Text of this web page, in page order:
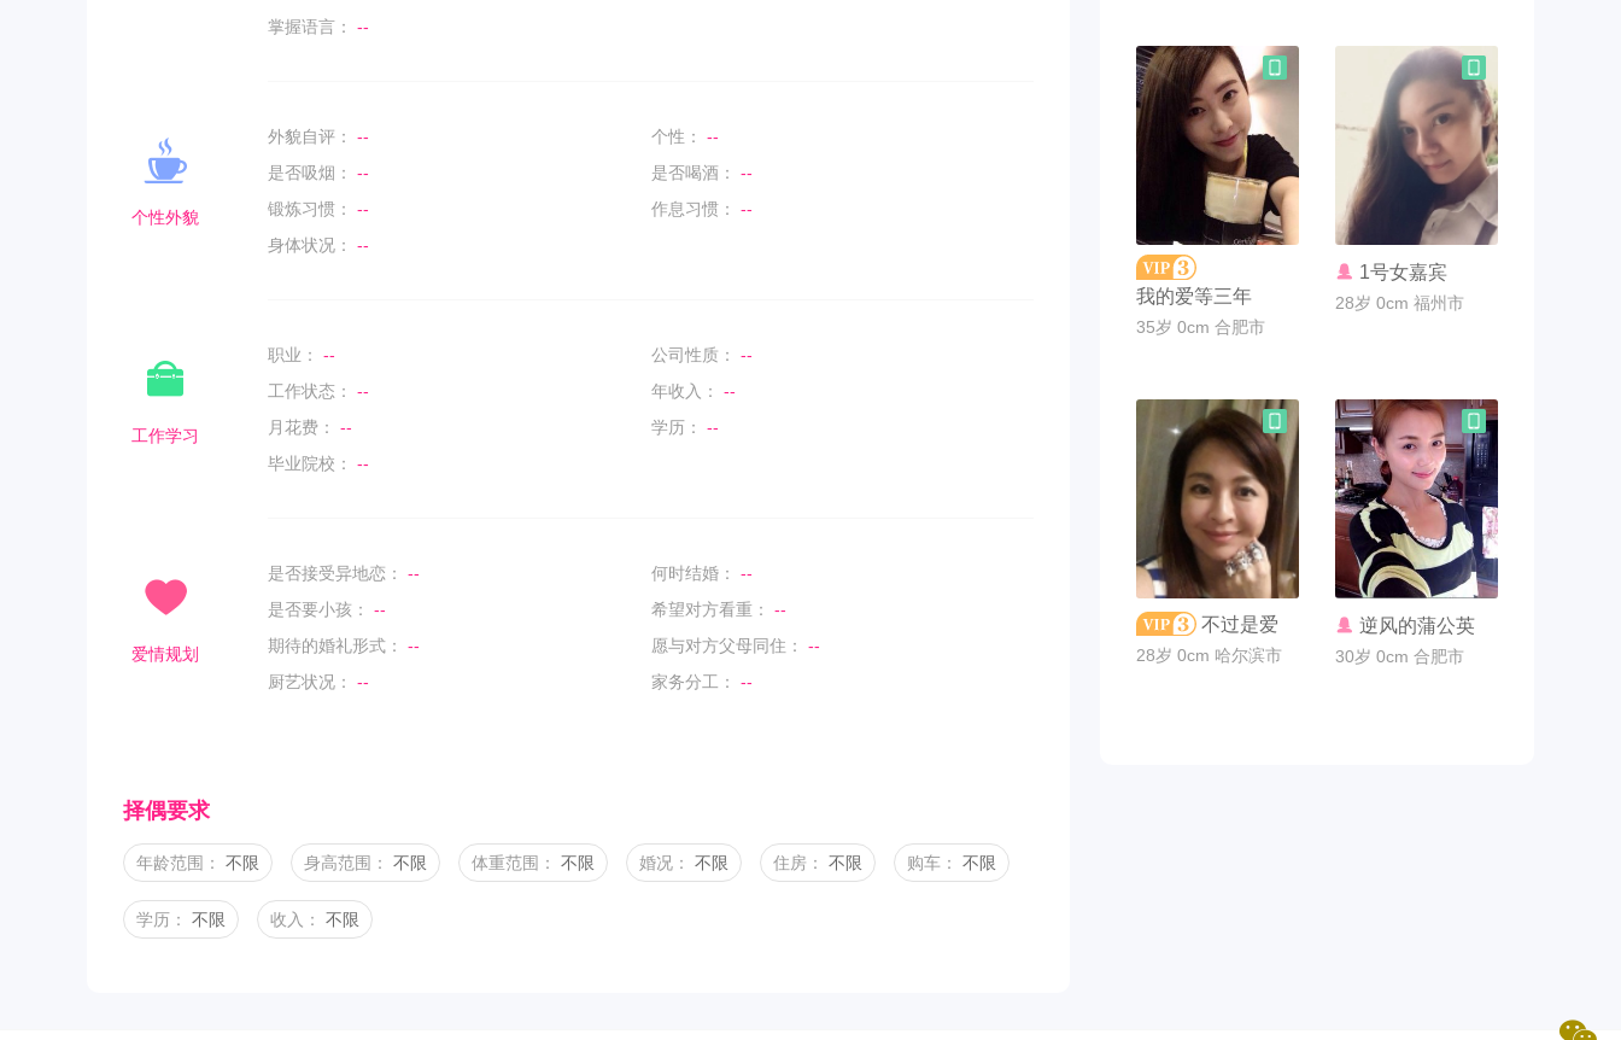
掌握语言：
--
个性外貌
外貌自评： -- 个性：
--
是否吸烟：
-- 是否喝酒：
--
锻炼习惯：
-- 作息习惯：
--
身体状况：
--
工作学习
职业： -- 公司性质：
--
工作状态：
-- 年收入：
--
月花费：
-- 学历：
--
毕业院校：
--
爱情规划
是否接受异地恋： -- 何时结婚：
--
是否要小孩：
-- 希望对方看重：
--
期待的婚礼形式：
-- 愿与对方父母同住：
--
厨艺状况：
-- 家务分工： --
择偶要求
年龄范围： 不限 身高范围： 不限 体重范围： 不限 婚况： 不限 住房： 不限 购车： 不限
学历： 不限 收入： 不限
联系TA
我的爱等三年
35岁 0cm 合肥市
联系TA
1号女嘉宾
28岁 0cm 福州市
联系TA
不过是爱
28岁 0cm 哈尔滨市
联系TA
逆风的蒲公英
30岁 0cm 合肥市